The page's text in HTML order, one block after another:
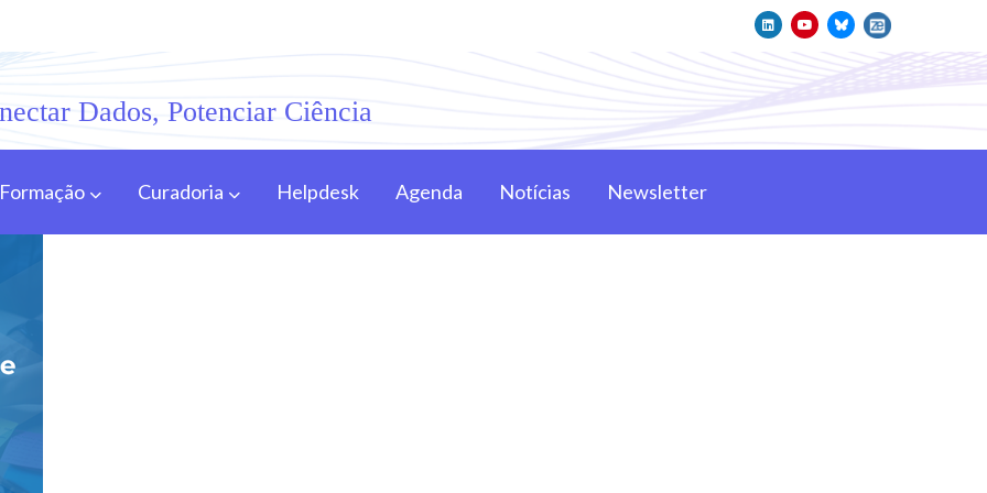
Dados, Potenciar Ciência
Formação Curadoria Helpdesk Agenda Notícias Newsletter